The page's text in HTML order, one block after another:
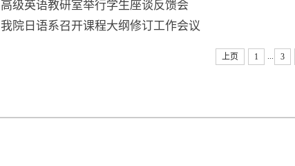
高级英语教研室举行学生座谈反馈会
我院日语系召开课程大纲修订工作会议
上页 1 3